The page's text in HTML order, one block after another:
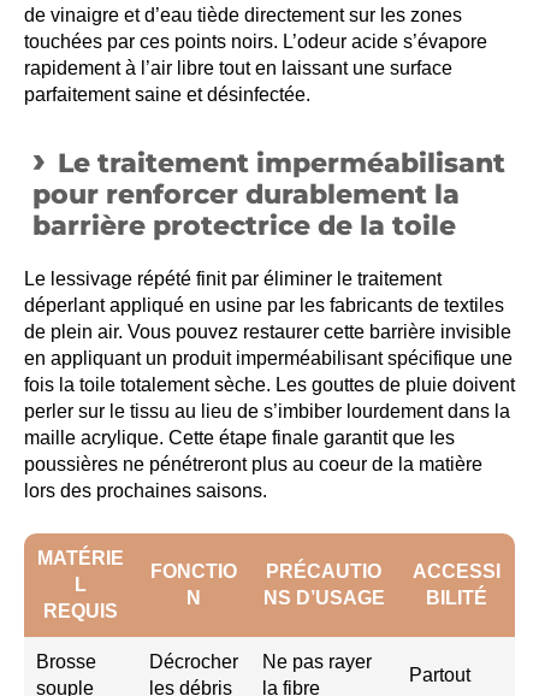
de vinaigre et d’eau tiède directement sur les zones
touchées par ces points noirs. L’odeur acide s’évapore
rapidement à l’air libre tout en laissant une surface
parfaitement saine et désinfectée.
Le traitement imperméabilisant
pour renforcer durablement la
barrière protectrice de la toile
Le lessivage répété finit par éliminer le traitement
déperlant appliqué en usine par les fabricants de textiles
de plein air. Vous pouvez restaurer cette barrière invisible
en appliquant un produit imperméabilisant spécifique une
fois la toile totalement sèche. Les gouttes de pluie doivent
perler sur le tissu au lieu de s’imbiber lourdement dans la
maille acrylique. Cette étape finale garantit que les
poussières ne pénétreront plus au coeur de la matière
lors des prochaines saisons.
MATÉRIE
L
REQUIS
FONCTIO
N
PRÉCAUTIO
NS D’USAGE
ACCESSI
BILITÉ
Brosse
souple
Décrocher
les débris
Ne pas rayer
la fibre
Partout